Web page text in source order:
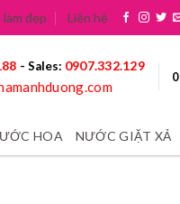
đẹp Liên hệ
- Sales: 0907.332.129
0
HOA NƯỚC GIẶT XẢ